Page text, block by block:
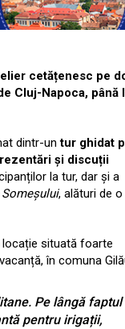
cetățenesc pe
Cluj-Napoca, până
dintr-un tur ghidat
și discuții
la tur, dar și a
, alături de o
locație situată foarte
în comuna
Pe lângă faptul
pentru irigații,